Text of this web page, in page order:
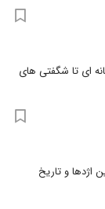
ای تا شگفتی های
و تاریخ